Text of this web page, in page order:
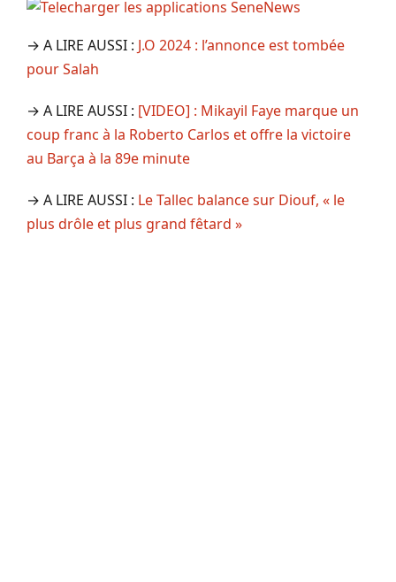
→ A LIRE AUSSI : J.O 2024 : l’annonce est tombée
pour Salah
→ A LIRE AUSSI : [VIDEO] : Mikayil Faye marque un
coup franc à la Roberto Carlos et offre la victoire
au Barça à la 89e minute
→ A LIRE AUSSI : Le Tallec balance sur Diouf, « le
plus drôle et plus grand fêtard »